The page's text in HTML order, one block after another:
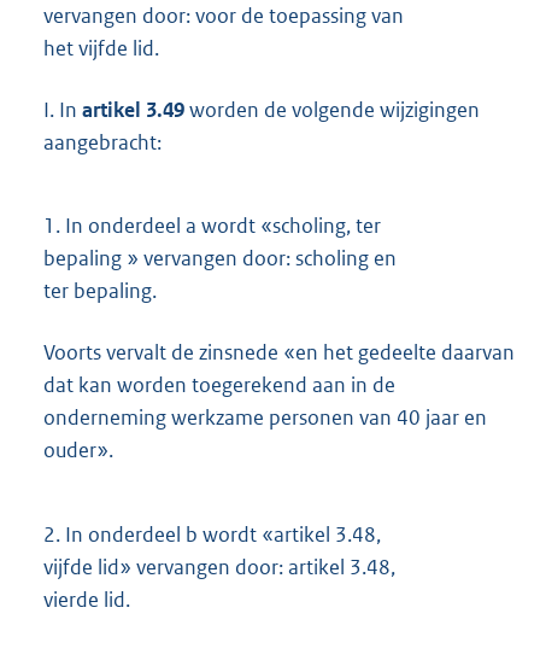
vervangen door: voor de toepassing van
het vijfde lid.
I. In artikel 3.49worden de volgende wijzigingen
aangebracht:
1. In onderdeel a wordt «scholing, ter
bepaling » vervangen door: scholing en
ter bepaling.
Voorts vervalt de zinsnede «en het gedeelte daarvan
dat kan worden toegerekend aan in de
onderneming werkzame personen van 40 jaar en
ouder».
2. In onderdeel b wordt «artikel 3.48,
vijfde lid» vervangen door: artikel 3.48,
vierde lid.